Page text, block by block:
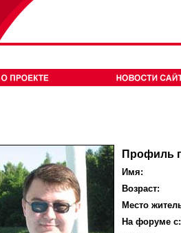
Профиль
Имя:
Возраст:
Место
На форуме с: